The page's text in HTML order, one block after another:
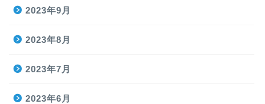
2023年9月
2023年8月
2023年7月
2023年6月